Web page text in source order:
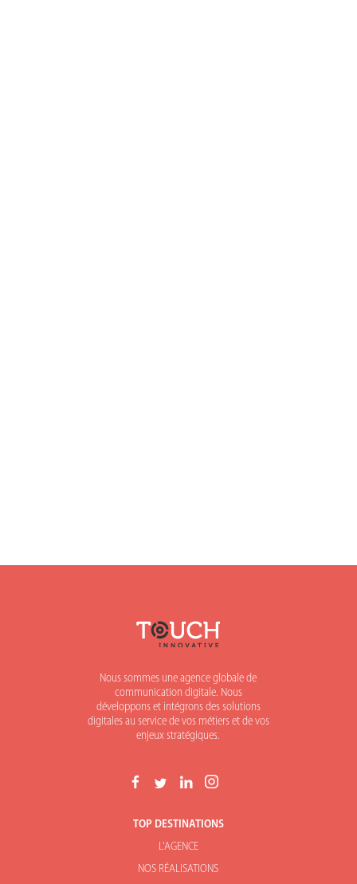
Nous sommes une agence globale de
communication digitale. Nous
développons et intégrons des solutions
digitales au service de vos métiers et de vos
enjeux stratégiques.
TOP DESTINATIONS
L'AGENCE
NOS RÉALISATIONS